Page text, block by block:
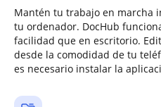
Mantén tu trabajo en marcha
tu ordenador. DocHub
facilidad que en escritorio.
desde la comodidad de tu
es necesario instalar la